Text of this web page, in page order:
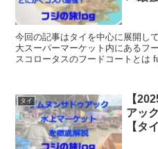
今回の記事はタイを中心に展開し
大スーパーマーケット内にあるフ
スコロータスのフードコートとは
タイ
【
アッ
【タ